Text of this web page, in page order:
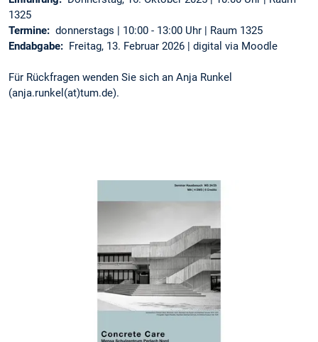
1325
Termine: donnerstags | 10:00 - 13:00 Uhr | Raum 1325
Endabgabe: Freitag, 13. Februar 2026 | digital via Moodle
Für Rückfragen wenden Sie sich an Anja Runkel
(anja.runkel(at)tum.de).